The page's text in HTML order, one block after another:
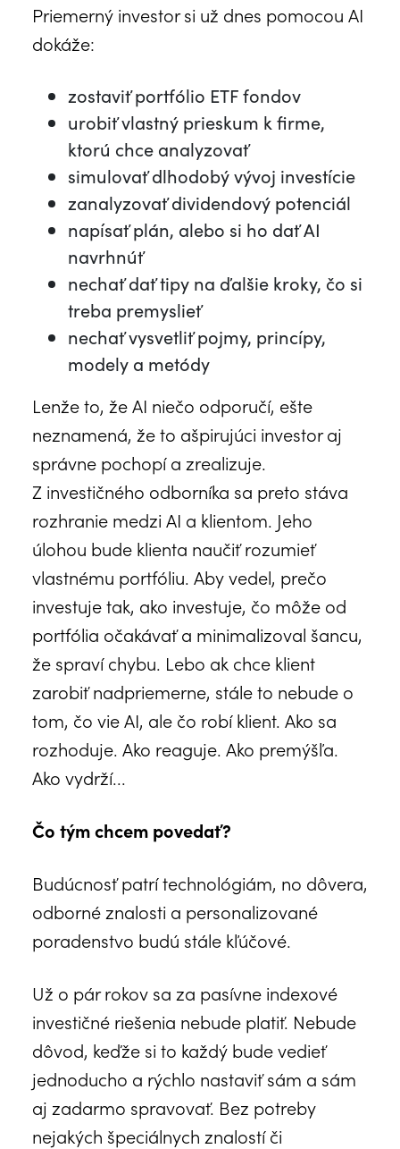
Priemerný investor si už dnes pomocou AI
dokáže:
zostaviť portfólio ETF fondov
urobiť vlastný prieskum k firme,
ktorú chce analyzovať
simulovať dlhodobý vývoj investície
zanalyzovať dividendový potenciál
napísať plán, alebo si ho dať AI
navrhnúť
nechať dať tipy na ďalšie kroky, čo si
treba premyslieť
nechať vysvetliť pojmy, princípy,
modely a metódy
Lenže to, že AI niečo odporučí, ešte
neznamená, že to ašpirujúci investor aj
správne pochopí a zrealizuje.
Z investičného odborníka sa preto stáva
rozhranie medzi AI a klientom. Jeho
úlohou bude klienta naučiť rozumieť
vlastnému portfóliu. Aby vedel, prečo
investuje tak, ako investuje, čo môže od
portfólia očakávať a minimalizoval šancu,
že spraví chybu. Lebo ak chce klient
zarobiť nadpriemerne, stále to nebude o
tom, čo vie AI, ale čo robí klient. Ako sa
rozhoduje. Ako reaguje. Ako premýšľa.
Ako vydrží...
Čo tým chcem povedať?
Budúcnosť patrí technológiám, no dôvera,
odborné znalosti a personalizované
poradenstvo budú stále kľúčové.
Už o pár rokov sa za pasívne indexové
investičné riešenia nebude platiť. Nebude
dôvod, keďže si to každý bude vedieť
jednoducho a rýchlo nastaviť sám a sám
aj zadarmo spravovať. Bez potreby
nejakých špeciálnych znalostí či